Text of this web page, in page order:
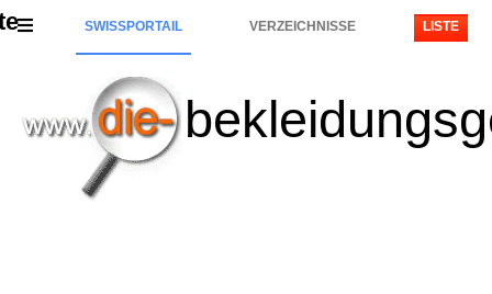
SWISSPORTAIL VERZEICHNISSE LISTE